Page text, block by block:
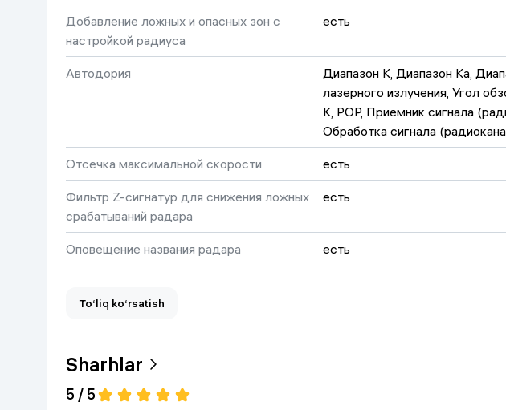
Добавление ложных и опасных зон с
настройкой радиуса
есть
Автодория
Диапазон K, Диапазон Ka,
лазерного излучения, Угол
K, POP, Приемник сигнала (радиоканал)
Отсечка максимальной скорости есть
Фильтр Z-сигнатур для снижения ложных
срабатываний радара
есть
Оповещение названия радара есть
Настройка приоритета GPS
To‘liq ko‘rsatish
Sharhlar
5 / 5